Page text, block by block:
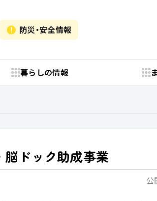
防災・安全情報
暮らしの情報
ドック助成事業
公